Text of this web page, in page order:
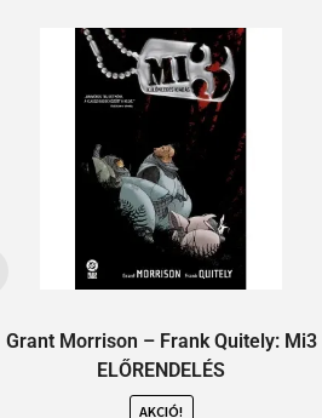
Grant Morrison – Frank Quitely: Mi3
ELŐRENDELÉS
AKCIÓ!